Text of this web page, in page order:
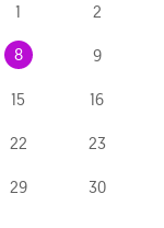
1 2
8 9
15 16
22 23
29 30